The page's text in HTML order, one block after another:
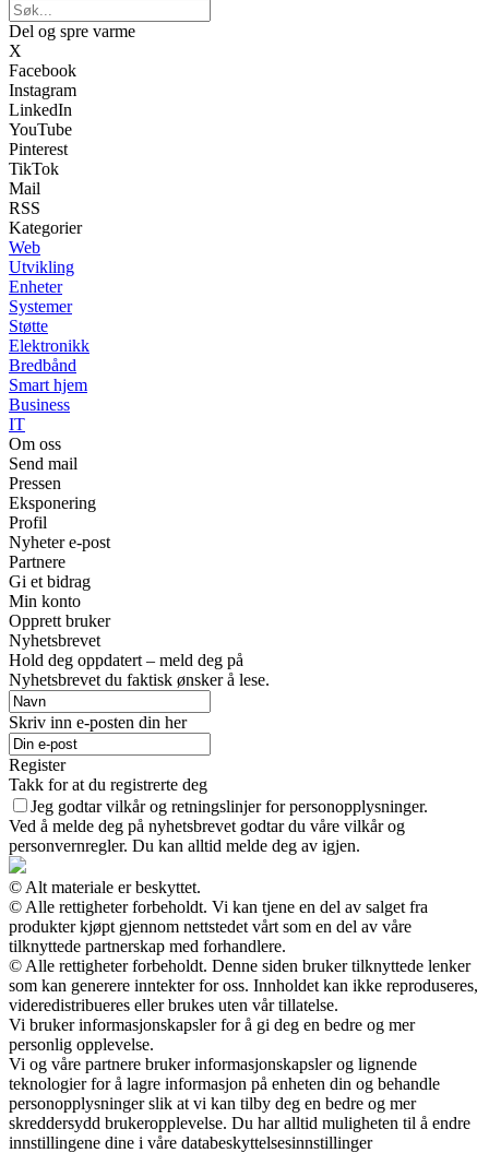
Del og spre varme
X
Facebook
Instagram
LinkedIn
YouTube
Pinterest
TikTok
Mail
RSS
Kategorier
Web
Utvikling
Enheter
Systemer
Støtte
Elektronikk
Bredbånd
Smart hjem
Business
IT
Om oss
Send mail
Pressen
Eksponering
Profil
Nyheter e-post
Partnere
Gi et bidrag
Min konto
Opprett bruker
Nyhetsbrevet
Hold deg oppdatert – meld deg på
Nyhetsbrevet du faktisk ønsker å lese.
Skriv inn e-posten din her
Register
Takk for at du registrerte deg
Jeg godtar vilkår og retningslinjer for personopplysninger.
Ved å melde deg på nyhetsbrevet godtar du våre vilkår og
personvernregler. Du kan alltid melde deg av igjen.
© Alt materiale er beskyttet.
© Alle rettigheter forbeholdt. Vi kan tjene en del av salget fra
produkter kjøpt gjennom nettstedet vårt som en del av våre
tilknyttede partnerskap med forhandlere.
© Alle rettigheter forbeholdt. Denne siden bruker tilknyttede lenker
som kan generere inntekter for oss. Innholdet kan ikke reproduseres,
videredistribueres eller brukes uten vår tillatelse.
Vi bruker informasjonskapsler for å gi deg en bedre og mer
personlig opplevelse.
Vi og våre partnere bruker informasjonskapsler og lignende
teknologier for å lagre informasjon på enheten din og behandle
personopplysninger slik at vi kan tilby deg en bedre og mer
skreddersydd brukeropplevelse. Du har alltid muligheten til å endre
innstillingene dine i våre databeskyttelsesinnstillinger